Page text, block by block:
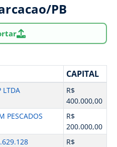
PB
CAPITAL
LTDA
R$
400.000,00
PESCADOS
R$
200.000,00
R$